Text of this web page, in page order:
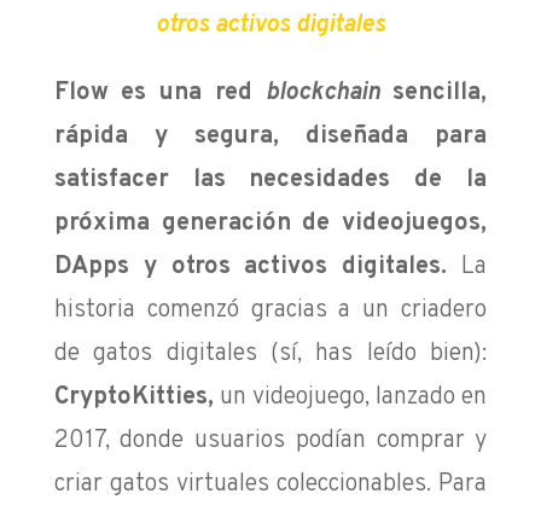
otros activos digitales
Flow es una red blockchainsencilla,
rápida y segura, diseñada para
satisfacer las necesidades de la
próxima generación de videojuegos,
DApps y otros activos digitales. La
historia comenzó gracias a un criadero
de gatos digitales (sí, has leído bien):
CryptoKitties, un videojuego, lanzado en
2017, donde usuarios podían comprar y
criar gatos virtuales coleccionables. Para